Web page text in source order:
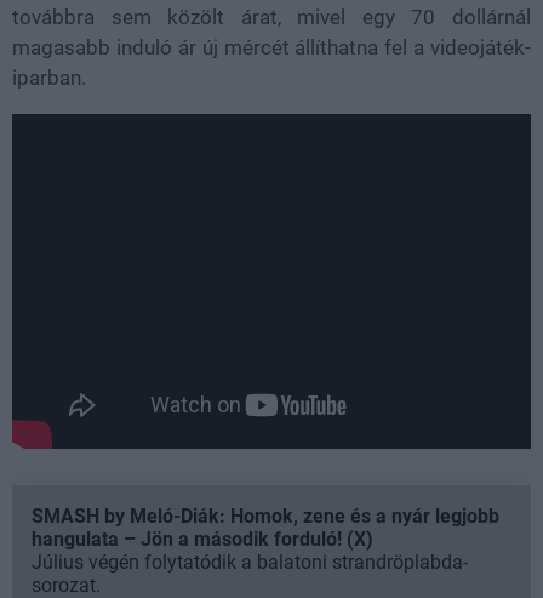
továbbra sem közölt árat, mivel egy 70 dollárnál
magasabb induló ár új mércét állíthatna fel a videojáték-
iparban.
SMASH by Meló-Diák: Homok, zene és a nyár legjobb
hangulata – Jön a második forduló! (X)
Július végén folytatódik a balatoni strandröplabda-
sorozat.